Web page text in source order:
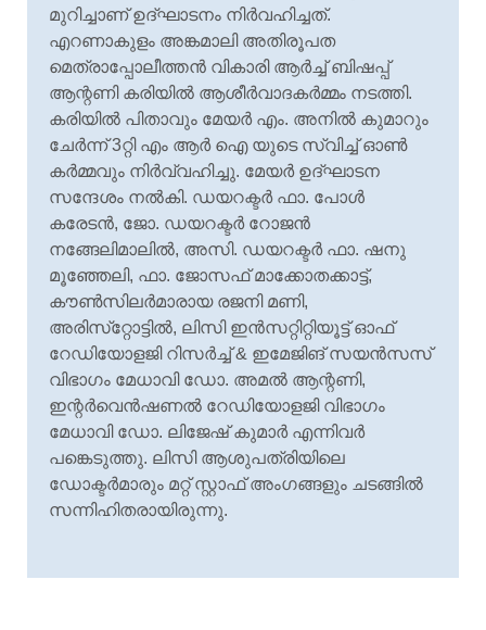
മുറിച്ചാണ് ഉദ്ഘാടനം നിര്‍വഹിച്ചത്.
എറണാകുളം അങ്കമാലി അതിരൂപത
മെത്രാപ്പോലീത്തന്‍ വികാരി ആര്‍ച്ച് ബിഷപ്പ്
ആന്റണി കരിയില്‍ ആശീര്‍വാദകര്‍മ്മം നടത്തി.
കരിയില്‍ പിതാവും മേയര്‍ എം. അനില്‍ കുമാറും
ചേര്‍ന്ന് 3റ്റി എം ആര്‍ ഐ യുടെ സ്വിച്ച് ഓണ്‍
കര്‍മ്മവും നിര്‍വ്വഹിച്ചു. മേയര്‍ ഉദ്ഘാടന
സന്ദേശം നല്‍കി. ഡയറക്ടര്‍ ഫാ. പോള്‍
കരേടന്‍, ജോ. ഡയറക്ടര്‍ റോജന്‍
നങ്ങേലിമാലില്‍, അസി. ഡയറക്ടര്‍ ഫാ. ഷനു
മൂഞ്ഞേലി, ഫാ. ജോസഫ് മാക്കോതക്കാട്ട്,
കൗണ്‍സിലര്‍മാരായ രജനി മണി,
അരിസ്‌റ്റോട്ടില്‍, ലിസി ഇന്‍സറ്റിറ്റിയൂട്ട് ഓഫ്
റേഡിയോളജി റിസര്‍ച്ച് & ഇമേജിങ് സയന്‍സസ്
വിഭാഗം മേധാവി ഡോ. അമല്‍ ആന്റണി,
ഇന്റര്‍വെന്‍ഷണല്‍ റേഡിയോളജി വിഭാഗം
മേധാവി ഡോ. ലിജേഷ് കുമാര്‍ എന്നിവര്‍
പങ്കെടുത്തു. ലിസി ആശുപത്രിയിലെ
ഡോക്ടര്‍മാരും മറ്റ് സ്റ്റാഫ് അംഗങ്ങളും ചടങ്ങില്‍
സന്നിഹിതരായിരുന്നു.